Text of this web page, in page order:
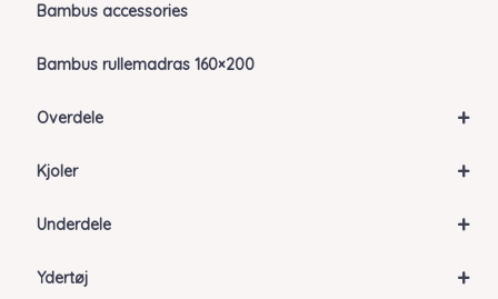
Bambus accessories
Bambus rullemadras 160×200
+
Overdele
+
Kjoler
+
Underdele
+
Ydertøj